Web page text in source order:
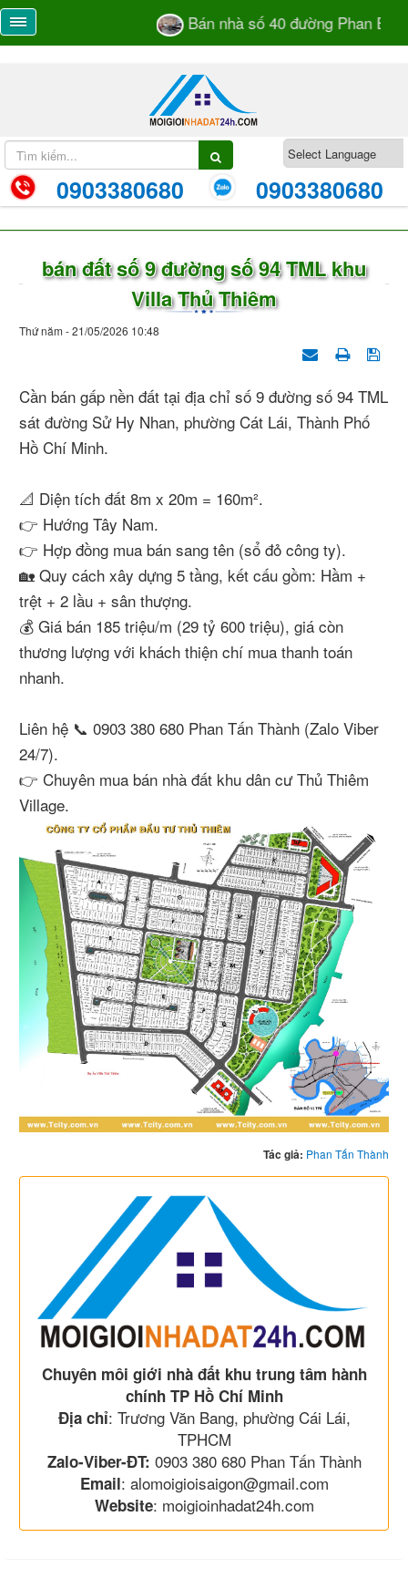
Bán nhà số 40 đường Phan Bá
0903380680 0903380680
bán đất số 9 đường số 94 TML khu
Villa Thủ Thiêm
Thứ năm - 21/05/2026 10:48
Cần bán gấp nền đất tại địa chỉ số 9 đường số 94 TML
sát đường Sử Hy Nhan, phường Cát Lái, Thành Phố
Hồ Chí Minh.
📐 Diện tích đất 8m x 20m = 160m².
👉 Hướng Tây Nam.
👉 Hợp đồng mua bán sang tên (sổ đỏ công ty).
🏡 Quy cách xây dựng 5 tầng, kết cấu gồm: Hầm +
trệt + 2 lầu + sân thượng.
💰 Giá bán 185 triệu/m (29 tỷ 600 triệu), giá còn
thương lượng với khách thiện chí mua thanh toán
nhanh.
Liên hệ 📞 0903 380 680 Phan Tấn Thành (Zalo Viber
24/7).
👉 Chuyên mua bán nhà đất khu dân cư Thủ Thiêm
Village.
Tác giả: Phan Tấn Thành
Chuyên môi giới nhà đất khu trung tâm hành
chính TP Hồ Chí Minh
Địa chỉ: Trương Văn Bang, phường Cái Lái,
TPHCM
Zalo-Viber-ĐT: 0903 380 680 Phan Tấn Thành
Email: alomoigioisaigon@gmail.com
Website: moigioinhadat24h.com